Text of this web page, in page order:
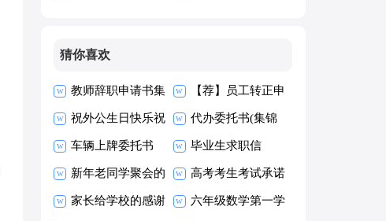
猜你喜欢
教师辞职申请书集
合15篇
【荐】员工转正申
请书
祝外公生日快乐祝
福语
代办委托书(集锦
15篇)
车辆上牌委托书 毕业生求职信
【热】
新年老同学聚会的
祝酒词
高考考生考试承诺
书15篇
家长给学校的感谢 六年级数学第一学